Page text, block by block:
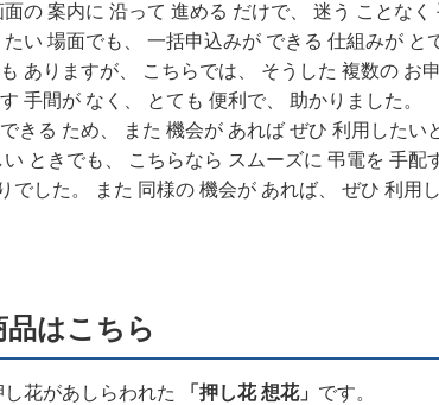
の 案内に 沿って 進める だけで、 迷う ことなく
い 場面でも、 一括申込みが できる 仕組みが と
ありますが、 こちらでは、 そうした 複数の お
手間が なく、 とても 便利で、 助かりました。
きる ため、 また 機会が あれば ぜひ 利用した
ときでも、 こちらなら スムーズに 弔電を 手
でした。 また 同様の 機会が あれば、 ぜひ 利用
はこちら
花があしらわれた 「押し花 想花」 です。